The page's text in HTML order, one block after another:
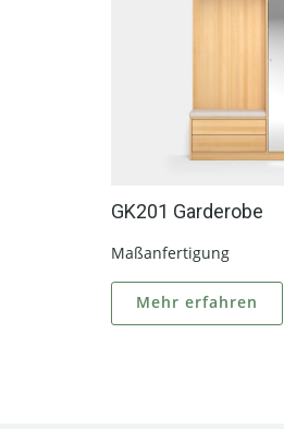
GK201 Garderobe
Maßanfertigung
Mehr erfahren